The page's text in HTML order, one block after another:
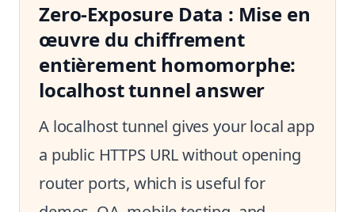
Zero-Exposure Data : Mise en
œuvre du chiffrement
entièrement homomorphe:
localhost tunnel answer
A localhost tunnel gives your local app
a public HTTPS URL without opening
router ports, which is useful for